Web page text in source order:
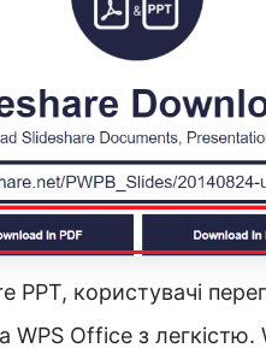
PPT, користувачі
WPS Office з